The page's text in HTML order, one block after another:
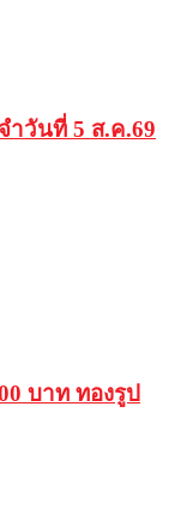
ำวันที่ 5 ส.ค.69
บาท ทองรูป